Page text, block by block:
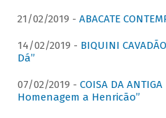
21/02/2019 - ABACATE
14/02/2019 - BIQUINI
Dá”
07/02/2019 - COISA DA
Homenagem a Henricão”